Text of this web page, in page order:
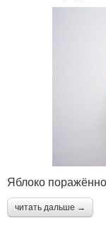
Яблоко
читать дальше →